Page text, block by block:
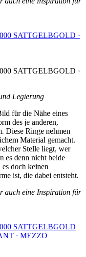
SATTGELBGOLD ·
SATTGELBGOLD ·
Legierung
für die Nähe eines
des je anderen,
Diese Ringe nehmen
Material gemacht.
Stelle liegt, wer
es denn nicht beide
doch keinen
ist, die dabei entsteht.
auch eine Inspiration für
SATTGELBGOLD
· MEZZO